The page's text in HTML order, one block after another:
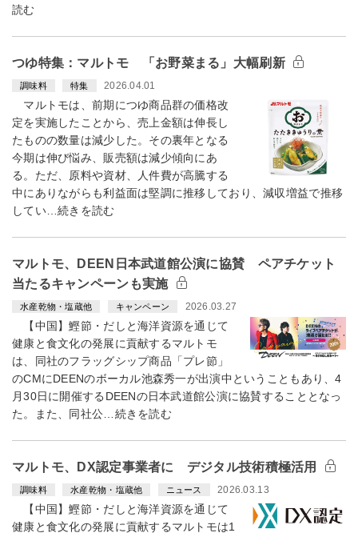
読む
つゆ特集：マルトモ 「お野菜まる」大幅刷新
調味料 特集 2026.04.01
マルトモは、前期につゆ商品群の価格改
定を実施したことから、売上金額は伸長し
たものの数量は減少した。その裏年となる
今期は伸び悩み、販売額は減少傾向にあ
る。ただ、原料や資材、人件費が高騰する
中にありながらも利益面は堅調に推移しており、減収増益で推移
してい…続きを読む
マルトモ、DEEN日本武道館公演に協賛 ペアチケット
当たるキャンペーンも実施
水産乾物・塩蔵他 キャンペーン 2026.03.27
【中国】鰹節・だしと海洋資源を通じて
健康と食文化の発展に貢献するマルトモ
は、同社のフラッグシップ商品「プレ節」
のCMにDEENのボーカル池森秀一が出演中ということもあり、4
月30日に開催するDEENの日本武道館公演に協賛することとなっ
た。また、同社公…続きを読む
マルトモ、DX認定事業者に デジタル技術積極活用
調味料 水産乾物・塩蔵他 ニュース 2026.03.13
【中国】鰹節・だしと海洋資源を通じて
健康と食文化の発展に貢献するマルトモは1